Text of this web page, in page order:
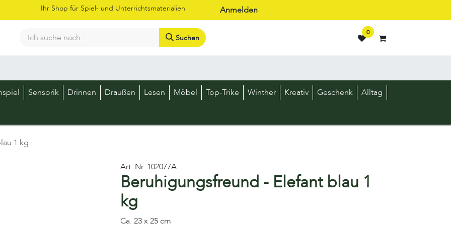
Ihr Shop für Spiel- und Unterrichtsmaterialien Anmelden
Suchen
0
Sensorik Drinnen Draußen Lesen Möbel Top-Trike Winther Kreativ Geschenk
Alltag
1 kg
Art. Nr. 102077A
Beruhigungsfreund - Elefant blau 1
kg
Ca. 23 x 25 cm